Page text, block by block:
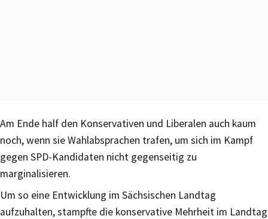
Am Ende half den Konservativen und Liberalen auch kaum
noch, wenn sie Wahlabsprachen trafen, um sich im Kampf
gegen SPD-Kandidaten nicht gegenseitig zu
marginalisieren.
Um so eine Entwicklung im Sächsischen Landtag
aufzuhalten, stampfte die konservative Mehrheit im Landtag